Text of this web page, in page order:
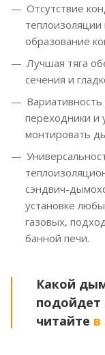
Отсутствие
образование
Лучшая тяга
сечения и
переходники и
монтировать
сэндвич-
установке
газовых,
банной печи.
Какой
подойдет
читайте в